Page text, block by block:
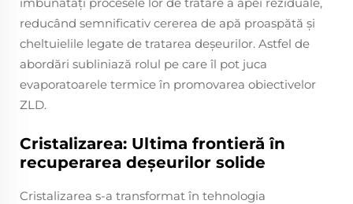
reducând semnificativ cererea de apă proaspătă și
cheltuielile legate de tratarea deșeurilor. Astfel de
abordări subliniază rolul pe care îl pot juca
evaporatoarele termice în promovarea obiectivelor
ZLD.
Cristalizarea: Ultima frontieră în
recuperarea deșeurilor solide
Cristalizarea s-a transformat în tehnologia